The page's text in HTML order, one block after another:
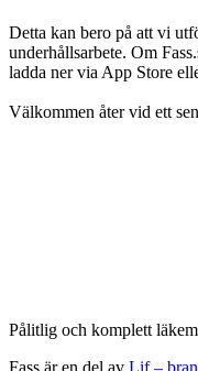
Detta kan bero på att vi
underhållsarbete. Om
ladda ner via App Store
Välkommen åter vid ett
Pålitlig och komplett
Fass är en del av Lif –